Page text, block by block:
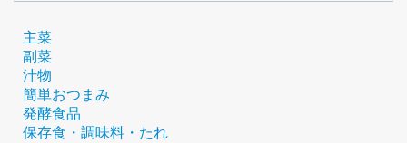
主菜
副菜
汁物
簡単おつまみ
発酵食品
保存食・調味料・たれ